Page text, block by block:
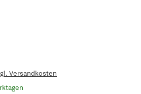
Versandkosten